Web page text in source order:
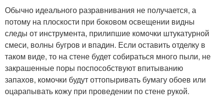
Обычно идеального разравнивания не получается, а
потому на плоскости при боковом освещении видны
следы от инструмента, прилипшие комочки штукатурной
смеси, волны бугров и впадин. Если оставить отделку в
таком виде, то на стене будет собираться много пыли, не
закрашенные поры поспособствуют впитыванию
запахов, комочки будут оттопыривать бумагу обоев или
оцарапывать кожу при проведении по стене рукой.